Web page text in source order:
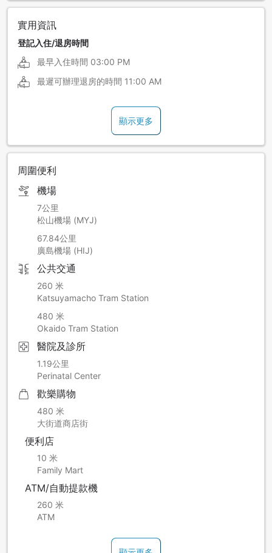
實用資訊
登記入住/退房時間
最早入住時間 03:00 PM
最遲可辦理退房的時間 11:00 AM
顯示更多
周圍便利
機場
7公里
松山機場 (MYJ)
67.84公里
廣島機場 (HIJ)
公共交通
260 米
Katsuyamacho Tram Station
480 米
Okaido Tram Station
醫院及診所
1.19公里
Perinatal Center
歡樂購物
480 米
大街道商店街
便利店
10 米
Family Mart
ATM/自動提款機
260 米
ATM